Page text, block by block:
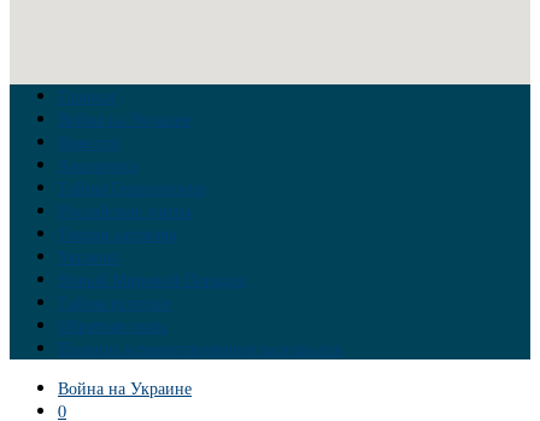
Главная
Война на Украине
Новости
Аналитика
Тайны Геополитики
Российские элиты
Теория заговора
Украина
Новый Мировой Порядок
Тайны истории
Обратная связь
Правила комментирования материалов
Война на Украине
0